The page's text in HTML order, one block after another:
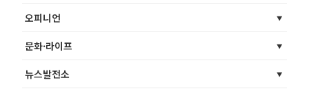
오피니언
문화·라이프
뉴스발전소